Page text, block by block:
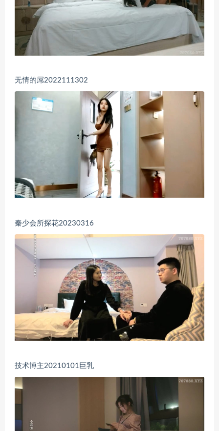
无情的屌2022111302
秦少会所探花20230316
技术博主20210101巨乳